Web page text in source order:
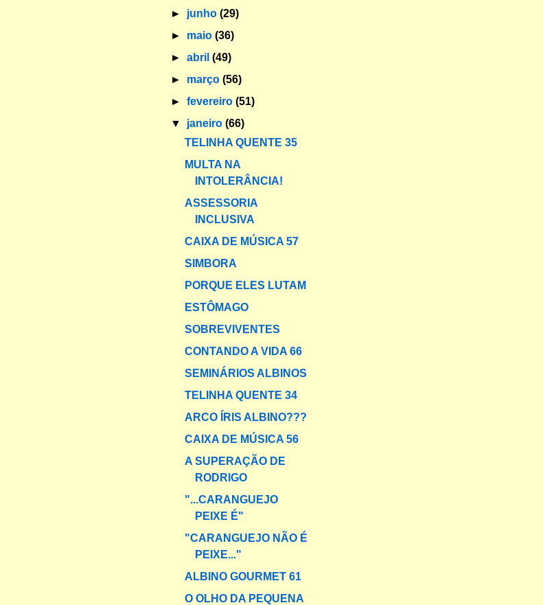
► junho(29)
► maio(36)
►abril(49)
► março(56)
►fevereiro(51)
▼ janeiro(66)
TELINHA QUENTE 35
MULTA NA
INTOLERÂNCIA!
ASSESSORIA
INCLUSIVA
CAIXA DE MÚSICA 57
SIMBORA
PORQUE ELES LUTAM
ESTÔMAGO
SOBREVIVENTES
CONTANDO A VIDA 66
SEMINÁRIOS ALBINOS
TELINHA QUENTE 34
ARCO ÍRIS ALBINO???
CAIXA DE MÚSICA 56
A SUPERAÇÃO DE
RODRIGO
"...CARANGUEJO
PEIXE É"
"CARANGUEJO NÃO É
PEIXE..."
ALBINO GOURMET 61
O OLHO DA PEQUENA